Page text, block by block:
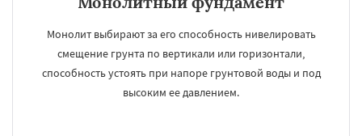
Монолит выбирают за его способность нивелировать
смещение грунта по вертикали или горизонтали,
способность устоять при напоре грунтовой воды и под
высоким ее давлением.